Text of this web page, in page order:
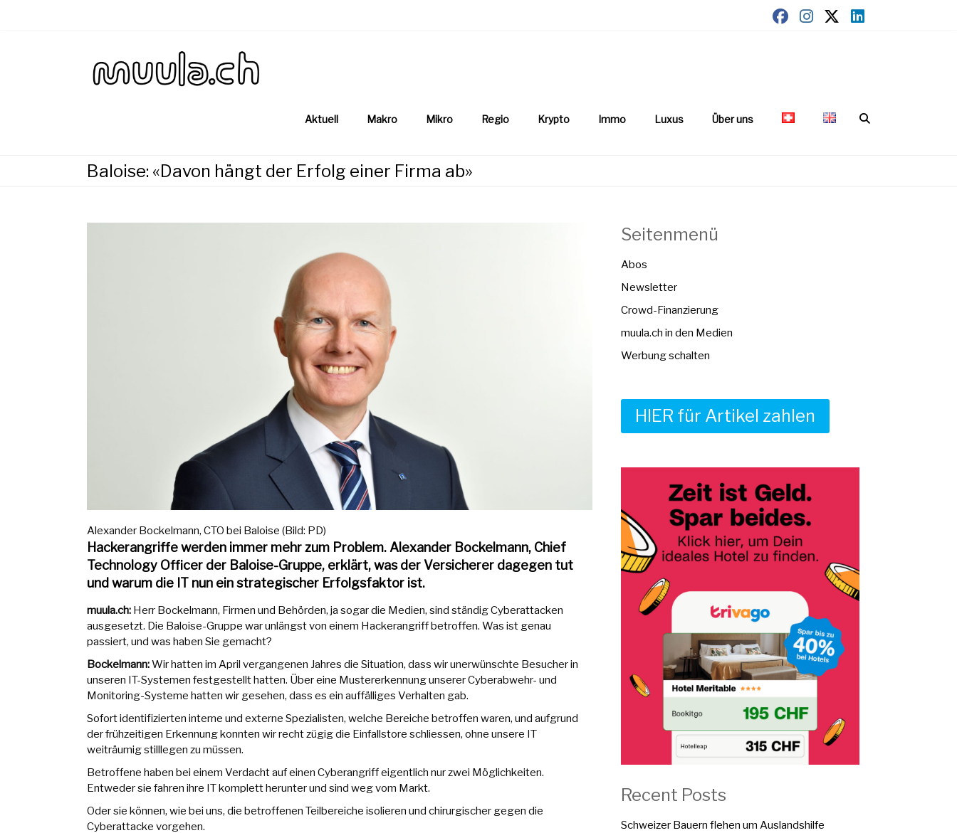
Aktuell Makro Mikro Regio Krypto Immo Luxus Über uns
Baloise: «Davon hängt der Erfolg einer Firma ab»
Alexander Bockelmann, CTO bei Baloise (Bild: PD)
Hackerangriffe werden immer mehr zum Problem. Alexander Bockelmann, Chief
Technology Officer der Baloise-Gruppe, erklärt, was der Versicherer dagegen tut
und warum die IT nun ein strategischer Erfolgsfaktor ist.
muula.ch: Herr Bockelmann, Firmen und Behörden, ja sogar die Medien, sind ständig Cyberattacken
ausgesetzt. Die Baloise-Gruppe war unlängst von einem Hackerangriff betroffen. Was ist genau
passiert, und was haben Sie gemacht?
Bockelmann:Wir hatten im April vergangenen Jahres die Situation, dass wir unerwünschte Besucher in
unseren IT-Systemen festgestellt hatten. Über eine Mustererkennung unserer Cyberabwehr- und
Monitoring-Systeme hatten wir gesehen, dass es ein auffälliges Verhalten gab.
Sofort identifizierten interne und externe Spezialisten, welche Bereiche betroffen waren, und aufgrund
der frühzeitigen Erkennung konnten wir recht zügig die Einfallstore schliessen, ohne unsere IT
weiträumig stilllegen zu müssen.
Betroffene haben bei einem Verdacht auf einen Cyberangriff eigentlich nur zwei Möglichkeiten.
Entweder sie fahren ihre IT komplett herunter und sind weg vom Markt.
Oder sie können, wie bei uns, die betroffenen Teilbereiche isolieren und chirurgischer gegen die
Cyberattacke vorgehen.
Seitenmenü
Abos
Newsletter
Crowd-Finanzierung
muula.ch in den Medien
Werbung schalten
HIER für Artikel zahlen
Recent Posts
Schweizer Bauern flehen um Auslandshilfe